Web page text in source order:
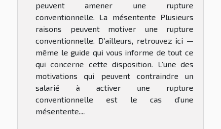
peuvent amener une rupture
conventionnelle. La mésentente Plusieurs
raisons peuvent motiver une rupture
conventionnelle. D’ailleurs, retrouvez ici —
même le guide qui vous informe de tout ce
qui concerne cette disposition. L’une des
motivations qui peuvent contraindre un
salarié à activer une rupture
conventionnelle est le cas d’une
mésentente....